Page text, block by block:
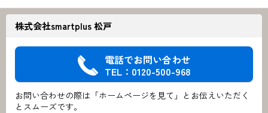
株式会社smartplus 松戸
電話でお問い合わせ
TEL：0120-500-968
お問い合わせの際は「ホームページを見て」とお伝えいただく
とスムーズです。